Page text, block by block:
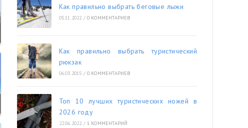
Как правильно выбрать беговые лыжи
05.11.2022 / 0 КОММЕНТАРИЕВ
Как правильно выбрать туристический
рюкзак
06.03.2015 / 0 КОММЕНТАРИЕВ
Топ 10 лучших туристических ножей в
2026 году
22.06.2022 / 1 КОММЕНТАРИЙ